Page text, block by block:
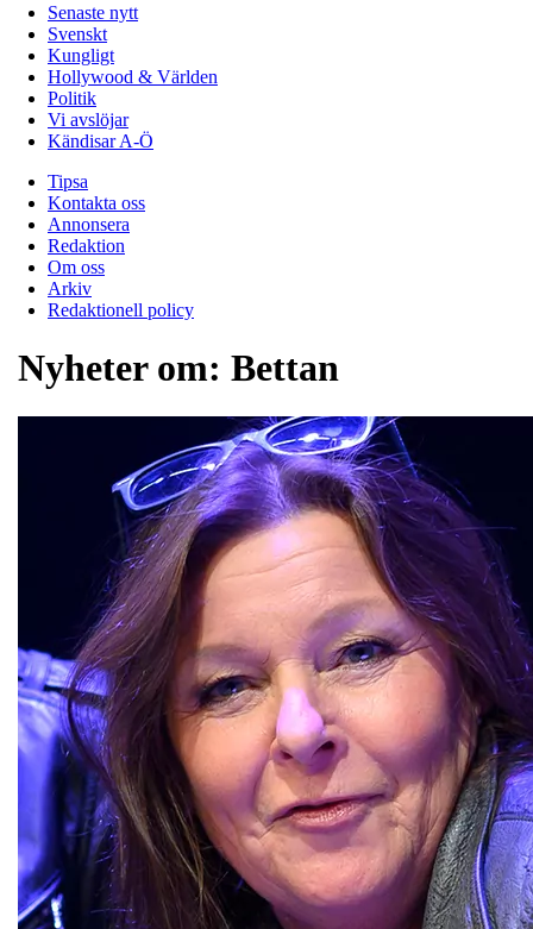
Senaste nytt
Svenskt
Kungligt
Hollywood & Världen
Politik
Vi avslöjar
Kändisar A-Ö
Tipsa
Kontakta oss
Annonsera
Redaktion
Om oss
Arkiv
Redaktionell policy
Nyheter om: Bettan